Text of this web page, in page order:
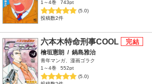
1～4巻
743pt
(5.0)
投稿数2件
六本木特命刑事COOL
檜垣憲朗 / 鍋島雅治
青年マンガ、漫画ゴラク
1～4巻
552pt
(5.0)